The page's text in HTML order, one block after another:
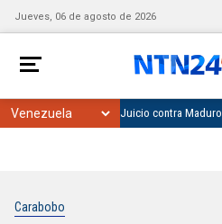
Jueves, 06 de agosto de 2026
Juicio contra Maduro
Carabobo